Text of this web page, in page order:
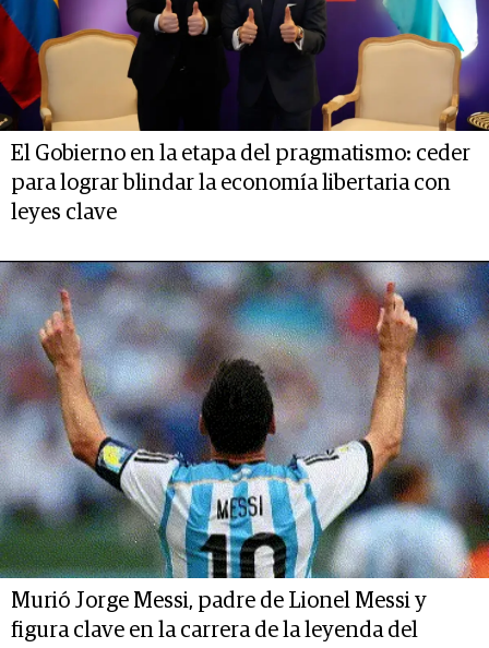
El Gobierno en la etapa del pragmatismo: ceder
para lograr blindar la economía libertaria con
leyes clave
Murió Jorge Messi, padre de Lionel Messi y
figura clave en la carrera de la leyenda del